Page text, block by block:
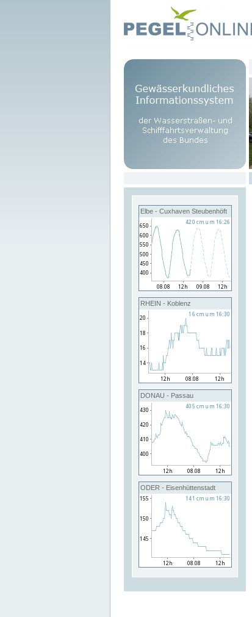
Elbe - Cuxhaven Steubenhöft
RHEIN - Koblenz
DONAU - Passau
ODER - Eisenhüttenstadt